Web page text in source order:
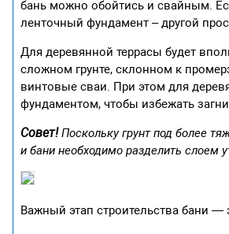
бань можно обойтись и свайным.
ленточный фундамент – другой
Для деревянной террасы будет
сложном грунте, склонном к
винтовые сваи. При этом для
фундаментом, чтобы избежать
Совет! Поскольку грунт под более
и бани необходимо разделить слоем
Важный этап строительства бани —